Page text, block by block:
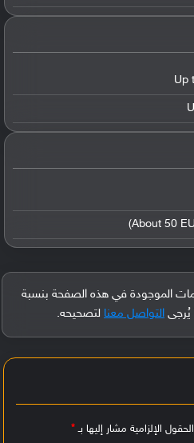
Up
الموجودة في هذه الصفحة بنسبة
التواصل معنا لتصحيحه.
الحقول الإلزامية مشار إليها بـ*